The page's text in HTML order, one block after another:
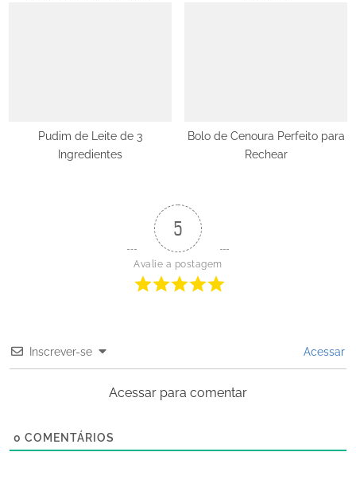
Pudim de Leite de 3
Ingredientes
Bolo de Cenoura Perfeito para
Rechear
5
Avalie a postagem
Inscrever-se Acessar
Acessar para comentar
0 COMENTÁRIOS